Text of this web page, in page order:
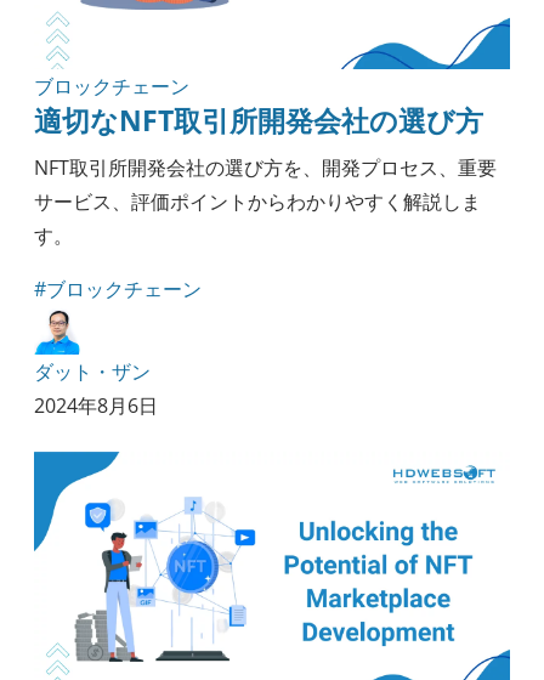
ブロックチェーン
適切なNFT取引所開発会社の選び方
NFT取引所開発会社の選び方を、開発プロセス、重要
サービス、評価ポイントからわかりやすく解説しま
す。
#ブロックチェーン
ダット・ザン
2024年8月6日